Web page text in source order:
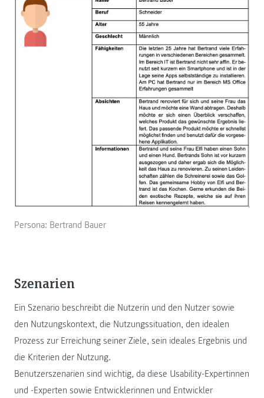
Persona: Bertrand Bauer
Szenarien
Ein Szenario beschreibt die Nutzerin und den Nutzer sowie
den Nutzungskontext, die Nutzungssituation, den idealen
Prozess zur Erreichung seiner Ziele, sein ideales Ergebnis und
die Kriterien der Nutzung.
Benutzerszenarien sind wichtig, da diese Usability-Expertinnen
und -Experten sowie Entwicklerinnen und Entwickler